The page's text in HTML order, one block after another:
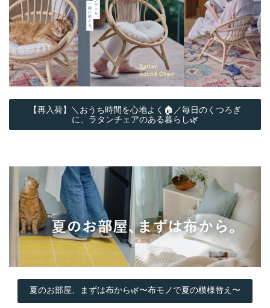
【再入荷】＼おうち時間を心地よく🏠／毎日のくつろぎ
に、ラタンチェアのある暮らし🌿
夏のお部屋、まずは布から🌿〜布モノで夏の模様替え〜